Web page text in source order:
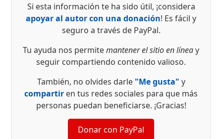
Si esta información te ha sido útil, ¡considera
apoyar al autor con una donación! Es fácil y
seguro a través de PayPal.
Tu ayuda nos permitemantener el sitio en líneay
seguir compartiendo contenido valioso.
También, no olvides darle "Me gusta" y
compartir en tus redes sociales para que más
personas puedan beneficiarse. ¡Gracias!
Donar con PayPal